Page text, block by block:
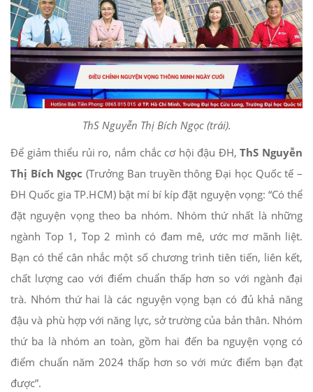
ThS Nguyễn Thị Bích Ngọc (trái).
Để giảm thiểu rủi ro, nắm chắc cơ hội đậu ĐH,ThS Nguyễn
Thị Bích Ngọc (Trưởng Ban truyền thông Đại học Quốc tế –
ĐH Quốc gia TP.HCM) bật mí bí kíp đặt nguyện vọng: “Có thể
đặt nguyện vọng theo ba nhóm. Nhóm thứ nhất là những
ngành Top 1, Top 2 mình có đam mê, ước mơ mãnh liệt.
Bạn có thể cân nhắc một số chương trình tiên tiến, liên kết,
chất lượng cao với điểm chuẩn thấp hơn so với ngành đại
trà. Nhóm thứ hai là các nguyện vọng bạn có đủ khả năng
đậu và phù hợp với năng lực, sở trường của bản thân. Nhóm
thứ ba là nhóm an toàn, gồm hai đến ba nguyện vọng có
điểm chuẩn năm 2024 thấp hơn so với mức điểm bạn đạt
được”.